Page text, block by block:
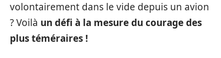
volontairement dans le vide depuis un avion
? Voilà un défi à la mesure du courage des
plus téméraires !